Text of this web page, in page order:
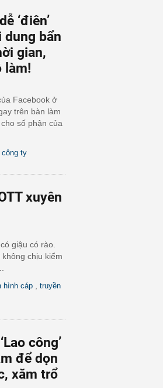
‘điên’
dung bẩn
gian,
làm!
Facebook ở
trên bàn làm
số phận của
công ty
xuyên
giậu có rào.
chịu kiểm
hình cáp
truyền
công’
để dọn
xăm trổ